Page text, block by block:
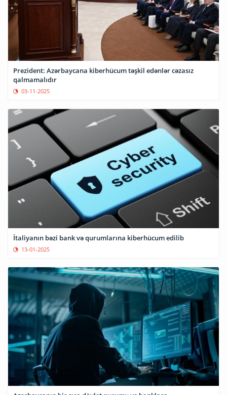
Prezident: Azərbaycana kiberhücum təşkil edənlər cəzasız
qalmamalıdır
03-11-2025
İtaliyanın bəzi bank və qurumlarına kiberhücum edilib
13-01-2025